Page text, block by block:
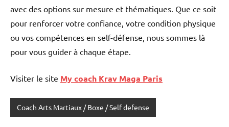
avec des options sur mesure et thématiques. Que ce soit
pour renforcer votre confiance, votre condition physique
ou vos compétences en self-défense, nous sommes là
pour vous guider à chaque étape.
Visiter le site My coach Krav Maga Paris
Coach Arts Martiaux / Boxe / Self defense